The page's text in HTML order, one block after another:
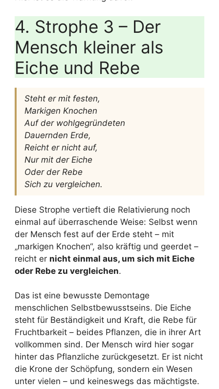
4. Strophe 3 – Der
Mensch kleiner als
Eiche und Rebe
Steht er mit festen,
Markigen Knochen
Auf der wohlgegründeten
Dauernden Erde,
Reicht er nicht auf,
Nur mit der Eiche
Oder der Rebe
Sich zu vergleichen.
Diese Strophe vertieft die Relativierung noch
einmal auf überraschende Weise: Selbst wenn
der Mensch fest auf der Erde steht – mit
„markigen Knochen“, also kräftig und geerdet –
reicht er nicht einmal aus, um sich mit Eiche
oder Rebe zu vergleichen.
Das ist eine bewusste Demontage
menschlichen Selbstbewusstseins. Die Eiche
steht für Beständigkeit und Kraft, die Rebe für
Fruchtbarkeit – beides Pflanzen, die in ihrer Art
vollkommen sind. Der Mensch wird hier sogar
hinter das Pflanzliche zurückgesetzt. Er ist nicht
die Krone der Schöpfung, sondern ein Wesen
unter vielen – und keineswegs das mächtigste.